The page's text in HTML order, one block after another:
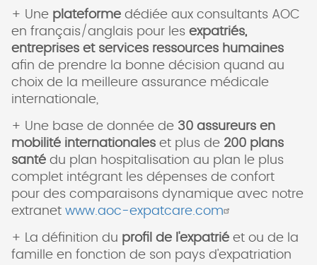
+ Une plateformedédiée aux consultants AOC
en français/anglais pour les expatriés,
entreprises et services ressources humaines
afin de prendre la bonne décision quand au
choix de la meilleure assurance médicale
internationale,
+ Une base de donnée de 30 assureurs en
mobilité internationales et plus de200 plans
santédu plan hospitalisation au plan le plus
complet intégrant les dépenses de confort
pour des comparaisons dynamique avec notre
extranet www.aoc-expatcare.com
+ La définition du profil de l'expatriéet ou de la
famille en fonction de son pays d'expatriation